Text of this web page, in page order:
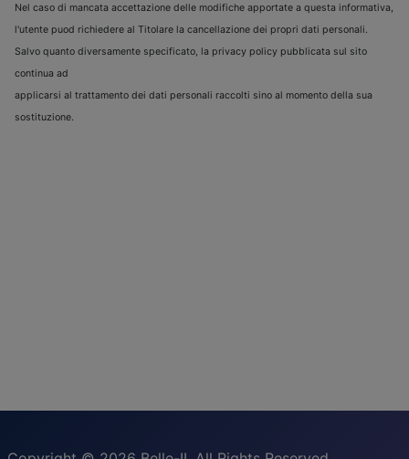
Nel caso di mancata accettazione delle modifiche apportate a questa informativa,
l'utente puod richiedere al Titolare la cancellazione dei propri dati personali.
Salvo quanto diversamente specificato, la privacy policy pubblicata sul sito
continua ad
applicarsi al trattamento dei dati personali raccolti sino al momento della sua
sostituzione.